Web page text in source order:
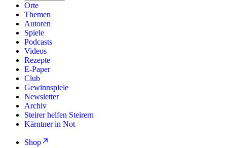
Orte
Themen
Autoren
Spiele
Podcasts
Videos
Rezepte
E-Paper
Club
Gewinnspiele
Newsletter
Archiv
Steirer helfen Steirern
Kärntner in Not
Shop